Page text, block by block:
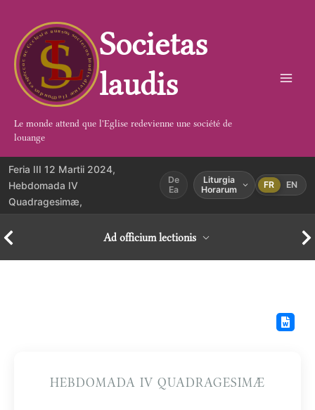
contenu
Societas
laudis
Le monde attend que l'Eglise redevienne une société de
louange
Feria III 12 Martii 2024,
Hebdomada IV
Quadragesimæ,
De
Ea
Liturgia
Horarum
FR EN
Ad officium lectionis
HEBDOMADA IV QUADRAGESIMÆ